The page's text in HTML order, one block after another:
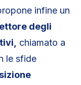
infine un
degli
chiamato a
le sfide